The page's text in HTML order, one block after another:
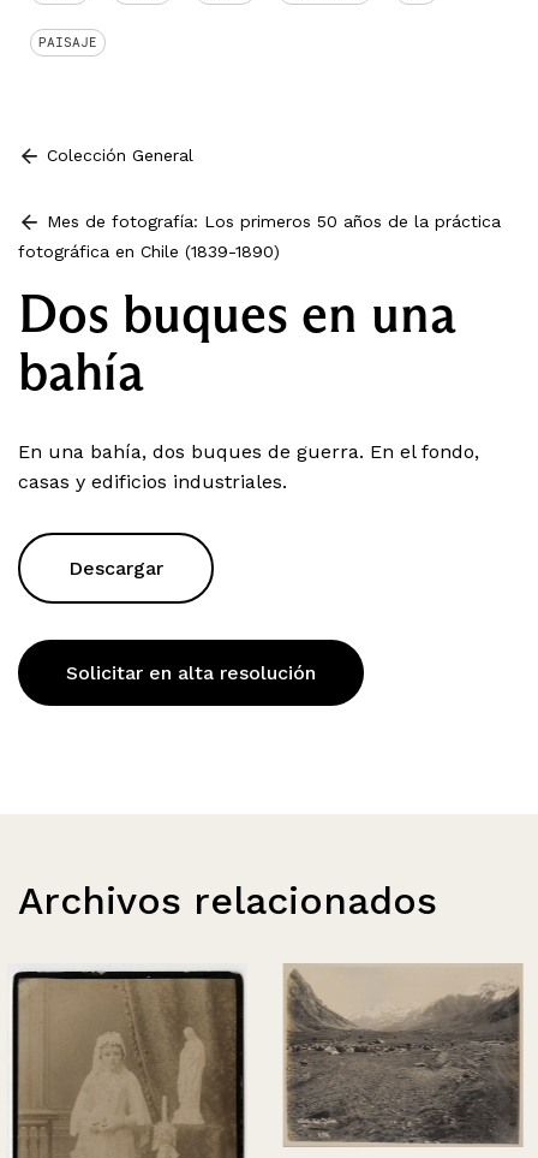
PAISAJE
Colección General
Mes de fotografía: Los primeros 50 años de la práctica
fotográfica en Chile (1839-1890)
Dos buques en una
bahía
En una bahía, dos buques de guerra. En el fondo,
casas y edificios industriales.
Descargar
Solicitar en alta resolución
Archivos relacionados